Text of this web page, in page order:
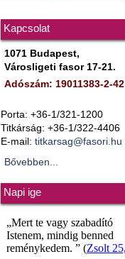
Kapcsolat
1071 Budapest,
Városligeti fasor 17-21.
Adószám: 19011383-2-42
Porta: +36-1/321-1200
Titkárság: +36-1/322-4406
E-mail: titkarsag@fasori.hu
Bővebben...
Napi ige